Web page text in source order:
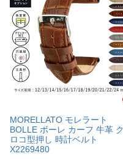
MORELLATO モレラート
BOLLE ボーレ カーフ 牛革 ク
ロコ型押し 時計ベルト
X2269480